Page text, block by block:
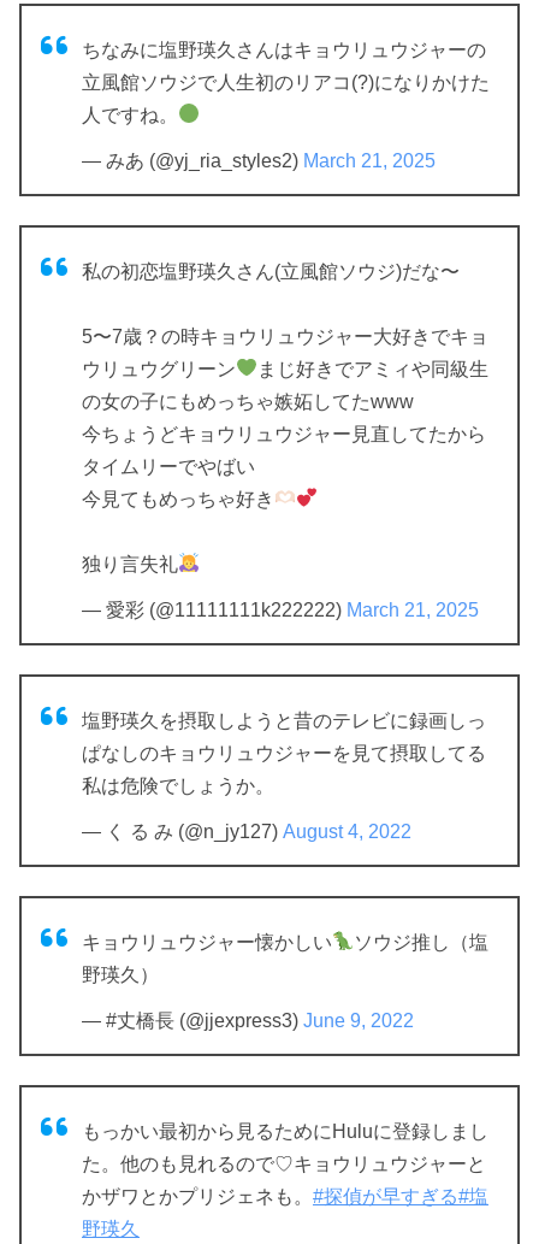
ちなみに塩野瑛久さんはキョウリュウジャーの
立風館ソウジで人生初のリアコ(?)になりかけた
人ですね。
— みあ (@yj_ria_styles2) March 21, 2025
私の初恋塩野瑛久さん(立風館ソウジ)だな〜
5〜7歳？の時キョウリュウジャー大好きでキョ
ウリュウグリーン
まじ好きでアミィや同級生
の女の子にもめっちゃ嫉妬してたwww
今ちょうどキョウリュウジャー見直してたから
タイムリーでやばい
今見てもめっちゃ好き
独り言失礼
— 愛彩 (@11111111k222222) March 21, 2025
塩野瑛久を摂取しようと昔のテレビに録画しっ
ぱなしのキョウリュウジャーを見て摂取してる
私は危険でしょうか。
— く る み (@n_jy127) August 4, 2022
キョウリュウジャー懐かしい
ソウジ推し（塩
野瑛久）
— #丈橋長 (@jjexpress3) June 9, 2022
もっかい最初から見るためにHuluに登録しまし
た。他のも見れるので♡キョウリュウジャーと
かザワとかプリジェネも。 #探偵が早すぎる#塩
野瑛久